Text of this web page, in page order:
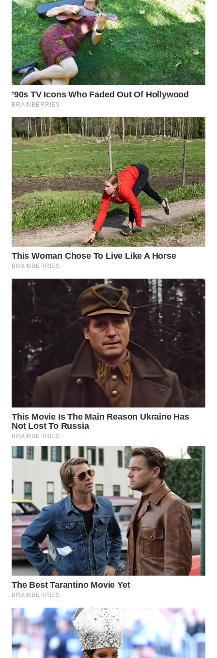
WN
INDRAMAYU
WN
KUNINGAN
WN
MAJALENGKA
WN
SUBANG
WN
SUKABUMI
WN
PURWAKARTA
WN
PRIANGAN
TIMUR
WN
SEMARANG
SOLO
WN
BOROBUDUR
WN
WN
SURABAYA
WN
NATUNA
WN
BINTAN
WN
MANDALIKA
WN
LIKUPANG
WN
WN
BORNEO